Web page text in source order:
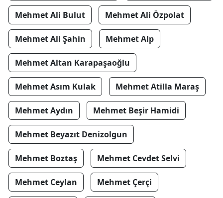
Mehmet Ali Bulut Mehmet Ali Özpolat
Mehmet Ali Şahin Mehmet Alp
Mehmet Altan Karapaşaoğlu
Mehmet Asım Kulak Mehmet Atilla Maraş
Mehmet Aydın Mehmet Beşir Hamidi
Mehmet Beyazıt Denizolgun
Mehmet Boztaş Mehmet Cevdet Selvi
Mehmet Ceylan Mehmet Çerçi